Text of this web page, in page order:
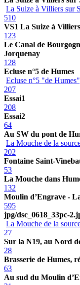
La Suize à Villiers sur
510
VS1 La Suize à
123
Le Canal de
Jorquenay
128
Ecluse n°5 de Humes
Ecluse n°5 "de
207
Essai1
208
Essai2
64
Au SW du pont de
La Mouche de la
202
Fontaine Saint-
53
La Mouche dans
132
Moulin d’Engrave -
595
jpg/dsc_0618_33pc-
La Mouche de la
27
Sur la N19, au Nord
28
Brasserie de Humes,
63
Au sud du Moulin